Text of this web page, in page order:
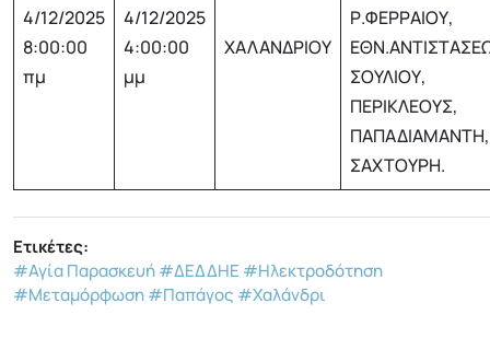
4/12/2025
8:00:00
πμ
4/12/2025
4:00:00
μμ
ΧΑΛΑΝΔΡΙΟΥ
Ρ.ΦΕΡΡΑΙΟΥ,
ΣΟΥΛΙΟΥ,
ΠΕΡΙΚΛΕΟΥΣ,
ΠΑΠΑΔΙΑΜΑΝΤΗ,
ΣΑΧΤΟΥΡΗ.
Ετικέτες:
#Αγία Παρασκευή#ΔΕΔΔΗΕ #Ηλεκτροδότηση
#Μεταμόρφωση#Παπάγος #Χαλάνδρι